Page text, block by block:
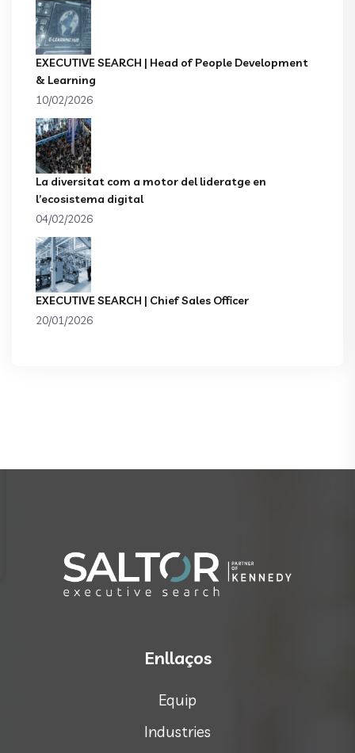
EXECUTIVE SEARCH | Head of People Development
& Learning
10/02/2026
La diversitat com a motor del lideratge en
l’ecosistema digital
04/02/2026
EXECUTIVE SEARCH | Chief Sales Officer
20/01/2026
Enllaços
Equip
Industries